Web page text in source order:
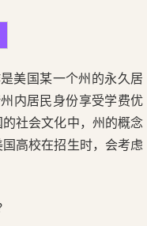
美国某一个州的永久居
内居民身份享受学费优
社会文化中，州的概念
高校在招生时，会考虑